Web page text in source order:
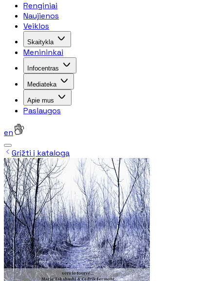
Renginiai
Naujienos
Veiklos
Skaitykla
Menininkai
Infocentras
Mediateka
Apie mus
Paslaugos
en
Grįžti į katalogą